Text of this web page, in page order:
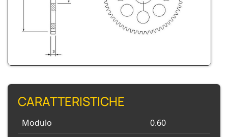
CARATTERISTICHE
Modulo
0.60